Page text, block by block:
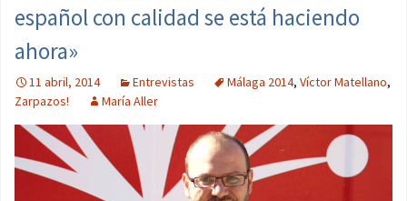
español con calidad se está haciendo
ahora»
11 abril, 2014 Entrevistas Málaga 2014, Víctor Matellano,
Zarpazos!
María Aller